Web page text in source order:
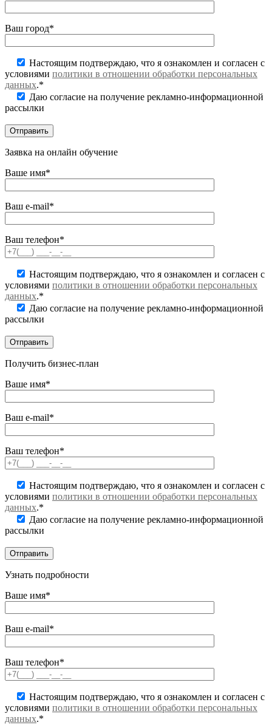
Ваш город*
Настоящим подтверждаю, что я ознакомлен и согласен с
условиями политики в отношении обработки персональных
данных.*
Даю согласие на получение рекламно-информационной
рассылки
Заявка на онлайн обучение
Ваше имя*
Ваш e-mail*
Ваш телефон*
Настоящим подтверждаю, что я ознакомлен и согласен с
условиями политики в отношении обработки персональных
данных.*
Даю согласие на получение рекламно-информационной
рассылки
Получить бизнес-план
Ваше имя*
Ваш e-mail*
Ваш телефон*
Настоящим подтверждаю, что я ознакомлен и согласен с
условиями политики в отношении обработки персональных
данных.*
Даю согласие на получение рекламно-информационной
рассылки
Узнать подробности
Ваше имя*
Ваш e-mail*
Ваш телефон*
Настоящим подтверждаю, что я ознакомлен и согласен с
условиями политики в отношении обработки персональных
данных.*